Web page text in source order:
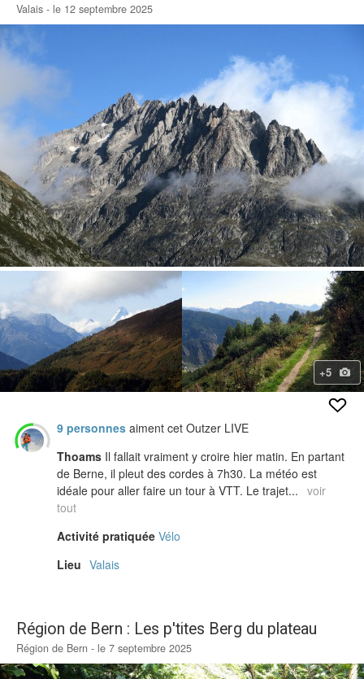
Valais - le 12 septembre 2025
+5
9 personnes aiment cet Outzer LIVE
Thoams Il fallait vraiment y croire hier matin. En partant
de Berne, il pleut des cordes à 7h30. La météo est
idéale pour aller faire un tour à VTT. Le trajet... voir
tout
Activité pratiquée Vélo
Lieu Valais
Région de Bern : Les p'tites Berg du plateau
Région de Bern - le 7 septembre 2025